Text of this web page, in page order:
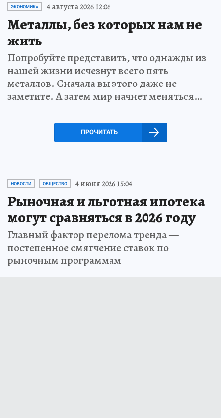
ЭКОНОМИКА 4 августа 2026 12:06
Металлы, без которых нам не
жить
Попробуйте представить, что однажды из
нашей жизни исчезнут всего пять
металлов. Сначала вы этого даже не
заметите. А затем мир начнет меняться…
ПРОЧИТАТЬ
НОВОСТИ ОБЩЕСТВО 4 июня 2026 15:04
Рыночная и льготная ипотека
могут сравняться в 2026 году
Главный фактор перелома тренда —
постепенное смягчение ставок по
рыночным программам